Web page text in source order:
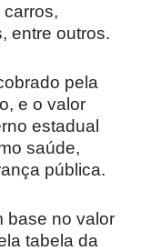
entre outros.
pela
e o valor
estadual
saúde,
pública.
base no valor
tabela da